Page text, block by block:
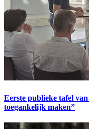
Eerste publieke tafel
toegankelijk maken”